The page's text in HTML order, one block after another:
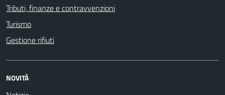
Tributi, finanze e contravvenzioni
Turismo
Gestione rifiuti
NOVITÀ